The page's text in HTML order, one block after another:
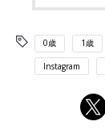
0歳 1歳
Instagram